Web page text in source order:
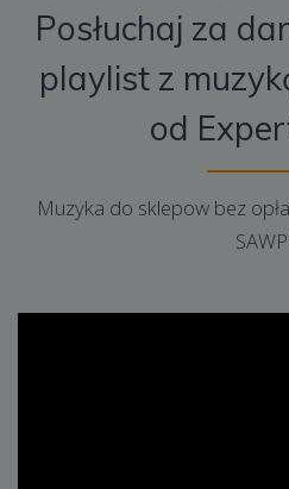
Posłuchaj za
playlist z
od
Muzyka do sklepow bez